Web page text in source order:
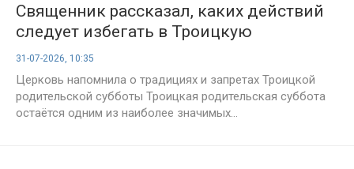
Священник рассказал, каких действий
следует избегать в Троицкую
родительскую субботу
31-07-2026, 10:35
Церковь напомнила о традициях и запретах Троицкой
родительской субботы Троицкая родительская суббота
остаётся одним из наиболее значимых...